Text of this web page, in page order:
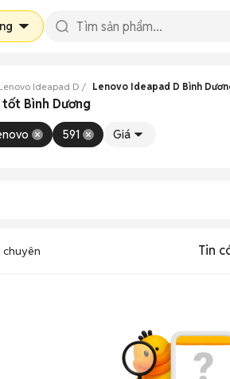
Lenovo Ideapad D Lenovo Ideapad D Bình
Bình Dương
591 Giá
chuyên Tin